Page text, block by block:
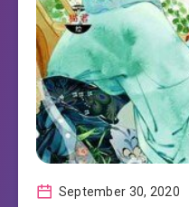
September 30, 2020